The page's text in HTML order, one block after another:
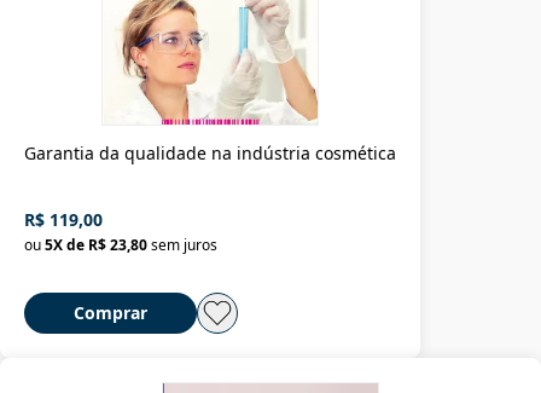
Garantia da qualidade na indústria cosmética
R$ 119,00
ou5X de R$ 23,80sem juros
Comprar